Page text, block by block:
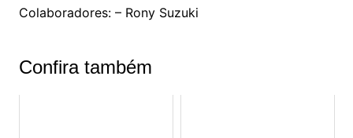
Colaboradores: – Rony Suzuki
Confira também